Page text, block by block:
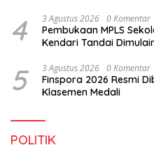
4 3 Agustus 2026 0 Komentar
Pembukaan MPLS
Kendari Tandai
5 3 Agustus 2026 0 Komentar
Finspora 2026 Resmi
Klasemen Medali
POLITIK